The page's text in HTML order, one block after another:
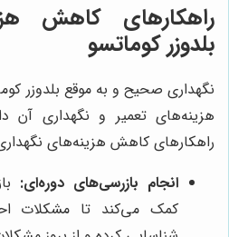
راهکارهای کاهش
بلدوزر کوماتسو
نگهداری صحیح و به موقع بلدوزر
هزینه‌های تعمیر و نگهداری آن
راهکارهای کاهش هزینه‌های
انجام بازرسی‌های دوره‌ای:
کمک می‌کند تا مشکلات